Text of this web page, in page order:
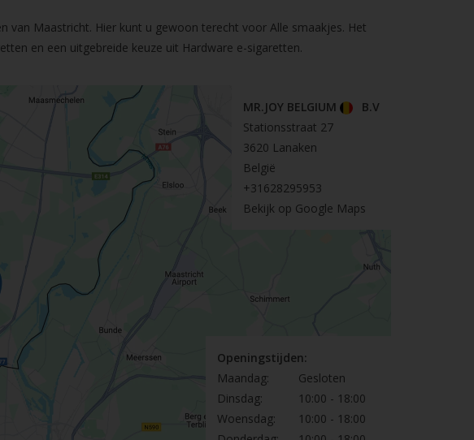
van Maastricht. Hier kunt u gewoon terecht voor Alle smaakjes. Het
en een uitgebreide keuze uit Hardware e-sigaretten.
MR.JOY BELGIUM
B.V
Stationsstraat 27
3620 Lanaken
België
+31628295953
Bekijk op Google Maps
Openingstijden:
Maandag:
Gesloten
Dinsdag:
10:00 - 18:00
Woensdag:
10:00 - 18:00